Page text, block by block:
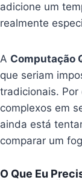
adicione um
realmente
A Computação
que seriam
tradicionais. Por
complexos em
ainda está
comparar um
O Que Eu